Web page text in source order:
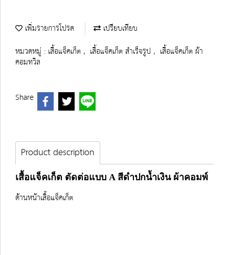
เพิ่มรายการโปรด
เปรียบเทียบ
หมวดหมู่ : เสื้อแจ็คเก็ต, เสื้อแจ็คเก็ต สำเร็จรูป , เสื้อแจ็คเก็ต ผ้า
คอมทวิล
Share
Product description
เสื้อแจ็คเก็ต ตัดต่อแบบ A สีดำปกน้ำเงิน ผ้าคอมพ์
ด้านหน้าเสื้อแจ็คเก็ต